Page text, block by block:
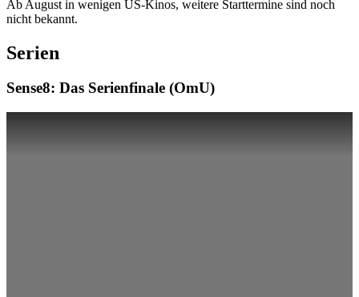
Ab August in wenigen US-Kinos, weitere Starttermine sind noch
nicht bekannt.
Serien
Sense8: Das Serienfinale (OmU)